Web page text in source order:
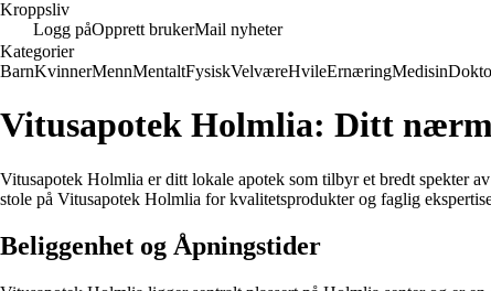
Kroppsliv
Logg påOpprett brukerMail nyheter
Kategorier
BarnKvinnerMennMentaltFysiskVelværeHvileErnæringMedisin
Vitusapotek Holmlia: Ditt
Vitusapotek Holmlia er ditt lokale apotek som tilbyr et bredt spekter
stole på Vitusapotek Holmlia for kvalitetsprodukter og faglig
Beliggenhet og Åpningstider